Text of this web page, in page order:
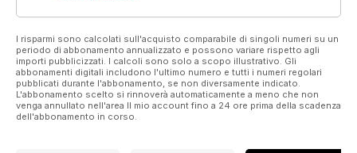
I risparmi sono calcolati sull'acquisto comparabile di singoli numeri su un
periodo di abbonamento annualizzato e possono variare rispetto agli
importi pubblicizzati. I calcoli sono solo a scopo illustrativo. Gli
abbonamenti digitali includono l'ultimo numero e tutti i numeri regolari
pubblicati durante l'abbonamento, se non diversamente indicato.
L'abbonamento scelto si rinnoverà automaticamente a meno che non
venga annullato nell'area Il mio account fino a 24 ore prima della scadenza
dell'abbonamento in corso.